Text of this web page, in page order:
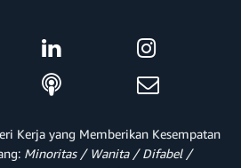
Kerja yang Memberikan Kesempatan
Minoritas / Wanita / Difabel /